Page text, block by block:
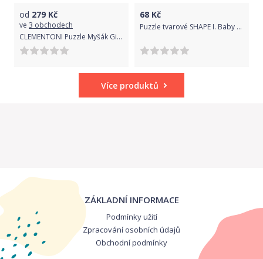
od 279 Kč
ve 3 obchodech
CLEMENTONI Puzzle Myšák Gigio MAXI 104 dílků
68 Kč
Puzzle tvarové SHAPE I. Baby - EFKO baby 54605
Více produktů
ZÁKLADNÍ INFORMACE
Podmínky užití
Zpracování osobních údajů
Obchodní podmínky